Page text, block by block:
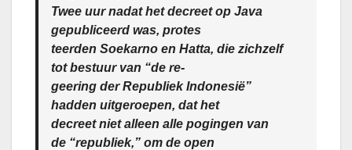
Twee uur nadat het decreet op Java
gepubliceerd was, protes
teerden Soekarno en Hatta, die zichzelf
tot bestuur van “de re-
geering der Republiek Indonesië”
hadden uitgeroepen, dat het
decreet niet alleen alle pogingen van
de “republiek,” om de open